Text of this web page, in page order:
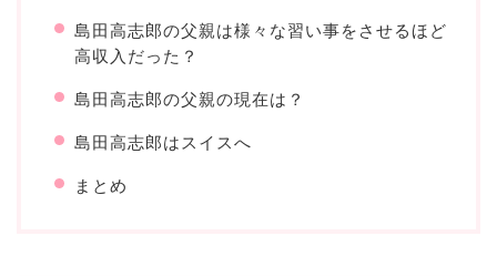
島田高志郎の父親は様々な習い事をさせるほど
高収入だった？
島田高志郎の父親の現在は？
島田高志郎はスイスへ
まとめ